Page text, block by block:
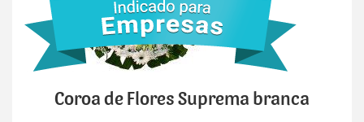
Coroa de Flores Suprema branca